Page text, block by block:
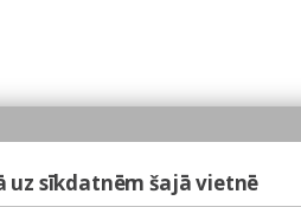
uz sīkdatnēm šajā vietnē